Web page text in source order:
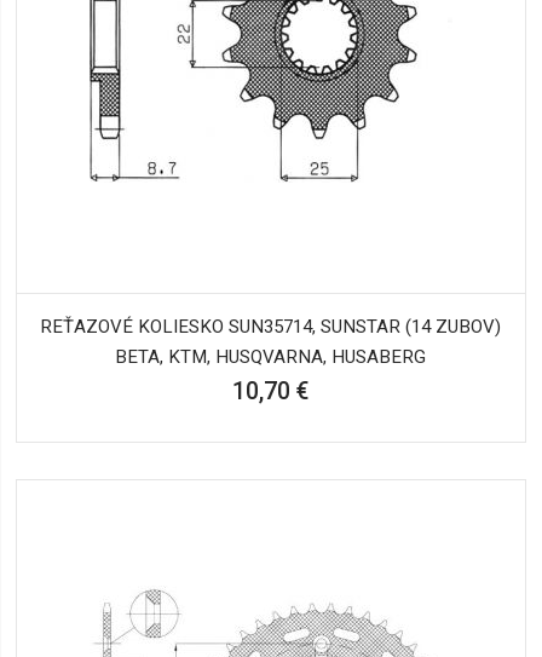
REŤAZOVÉ KOLIESKO SUN35714, SUNSTAR (14 ZUBOV)
BETA, KTM, HUSQVARNA, HUSABERG
10,70 €